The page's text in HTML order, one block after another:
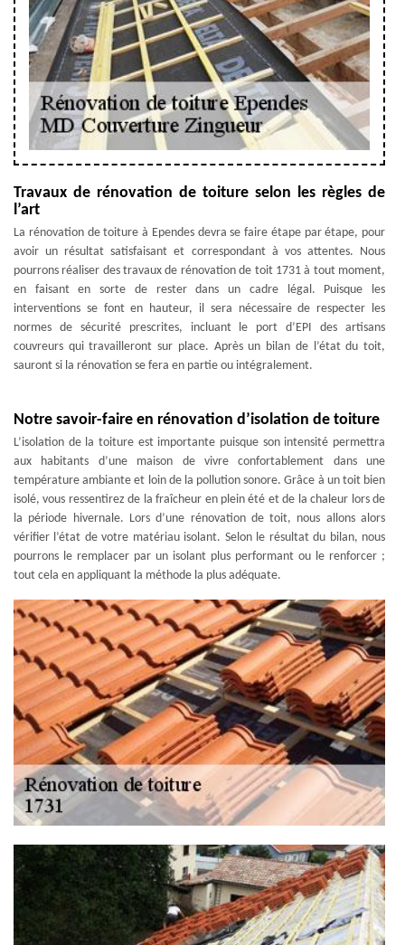
Travaux de rénovation de toiture selon les règles de
l’art
La rénovation de toiture à Ependes devra se faire étape par étape, pour
avoir un résultat satisfaisant et correspondant à vos attentes. Nous
pourrons réaliser des travaux de rénovation de toit 1731 à tout moment,
en faisant en sorte de rester dans un cadre légal. Puisque les
interventions se font en hauteur, il sera nécessaire de respecter les
normes de sécurité prescrites, incluant le port d’EPI des artisans
couvreurs qui travailleront sur place. Après un bilan de l’état du toit,
sauront si la rénovation se fera en partie ou intégralement.
Notre savoir-faire en rénovation d’isolation de toiture
L’isolation de la toiture est importante puisque son intensité permettra
aux habitants d’une maison de vivre confortablement dans une
température ambiante et loin de la pollution sonore. Grâce à un toit bien
isolé, vous ressentirez de la fraîcheur en plein été et de la chaleur lors de
la période hivernale. Lors d’une rénovation de toit, nous allons alors
vérifier l’état de votre matériau isolant. Selon le résultat du bilan, nous
pourrons le remplacer par un isolant plus performant ou le renforcer ;
tout cela en appliquant la méthode la plus adéquate.